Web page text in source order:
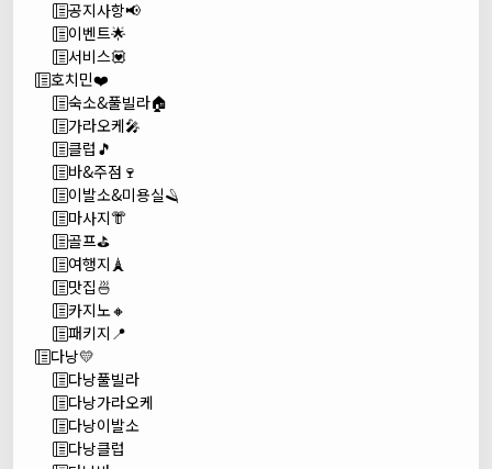
공지사항📢
이벤트🌟
서비스💟
호치민❤️
숙소&풀빌라🏠
가라오케🎤
클럽🎵
바&주점🍷
이발소&미용실🪒
마사지👘
골프⛳
여행지🗼
맛집🍜
카지노🔸
패키지📍
다낭💛
다낭풀빌라
다낭가라오케
다낭이발소
다낭클럽